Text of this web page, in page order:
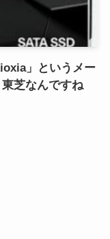
」というメー
芝なんですね